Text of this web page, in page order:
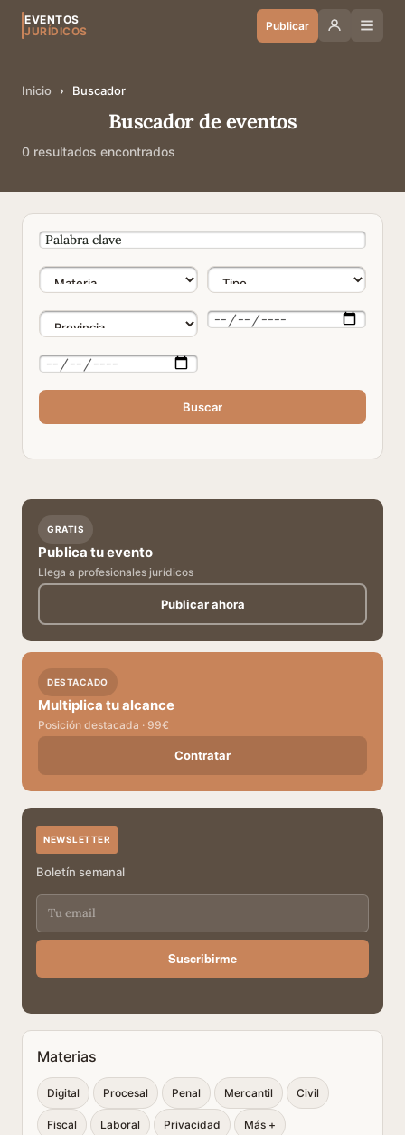
EVENTOS
JURÍDICOS
Publicar
Inicio › Buscador
Buscador de eventos
0 resultados encontrados
Buscar
GRATIS
Publica tu evento
Llega a profesionales jurídicos
Publicar ahora
DESTACADO
Multiplica tu alcance
Posición destacada · 99€
Contratar
NEWSLETTER
Boletín semanal
Suscribirme
Materias
Digital Procesal Penal Mercantil Civil
Fiscal Laboral Privacidad Más +